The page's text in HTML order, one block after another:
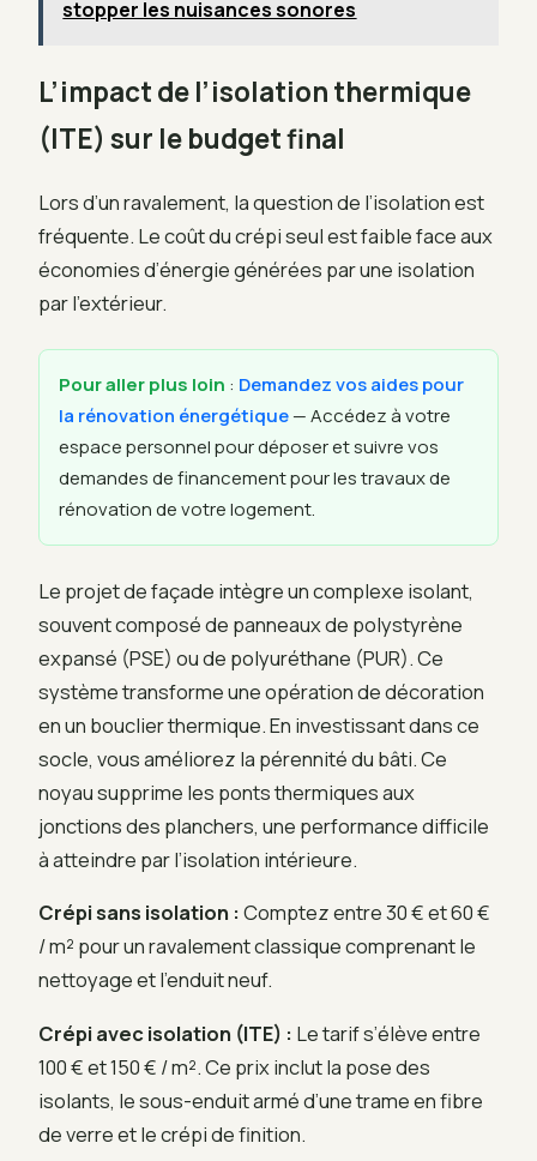
stopper les nuisances sonores
L’impact de l’isolation thermique
(ITE) sur le budget final
Lors d’un ravalement, la question de l’isolation est
fréquente. Le coût du crépi seul est faible face aux
économies d’énergie générées par une isolation
par l’extérieur.
Pour aller plus loin : Demandez vos aides pour
la rénovation énergétique— Accédez à votre
espace personnel pour déposer et suivre vos
demandes de financement pour les travaux de
rénovation de votre logement.
Le projet de façade intègre un complexe isolant,
souvent composé de panneaux de polystyrène
expansé (PSE) ou de polyuréthane (PUR). Ce
système transforme une opération de décoration
en un bouclier thermique. En investissant dans ce
socle, vous améliorez la pérennité du bâti. Ce
noyau supprime les ponts thermiques aux
jonctions des planchers, une performance difficile
à atteindre par l’isolation intérieure.
Crépi sans isolation : Comptez entre 30 € et 60 €
/ m² pour un ravalement classique comprenant le
nettoyage et l’enduit neuf.
Crépi avec isolation (ITE) : Le tarif s’élève entre
100 € et 150 € / m². Ce prix inclut la pose des
isolants, le sous-enduit armé d’une trame en fibre
de verre et le crépi de finition.